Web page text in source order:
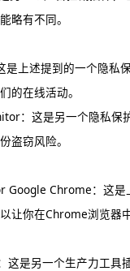
略有不同。
上述提到的一个隐私
的在线活动。
：这是另一个隐私保
盗窃风险。
Google Chrome：这是
让你在Chrome浏览器
这是另一个生产力工具